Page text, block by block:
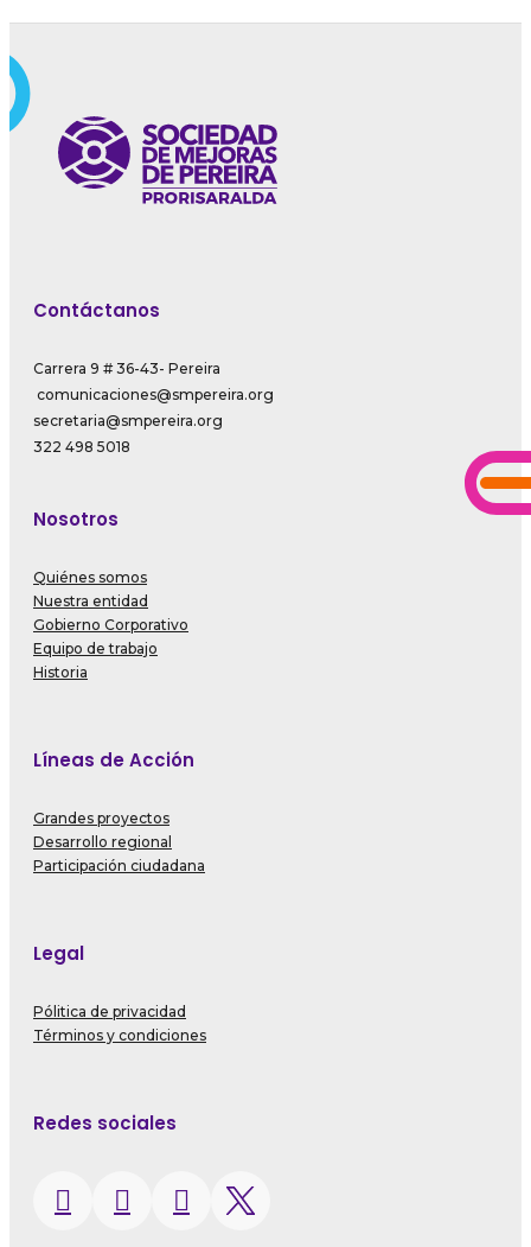
Contáctanos
Carrera 9 # 36-43- Pereira
comunicaciones@smpereira.org
secretaria@smpereira.org
322 498 5018
Nosotros
Quiénes somos
Nuestra entidad
Gobierno Corporativo
Equipo de trabajo
Historia
Líneas de Acción
Grandes proyectos
Desarrollo regional
Participación ciudadana
Legal
Pólitica de privacidad
Términos y condiciones
Redes sociales